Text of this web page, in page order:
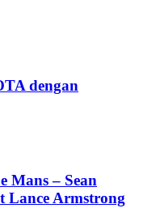
dengan
Mans – Sean
Lance Armstrong